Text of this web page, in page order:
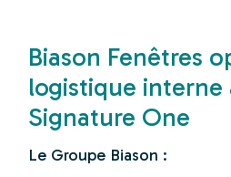
Biason Fenêtres
logistique interne
Signature One
Le Groupe Biason :